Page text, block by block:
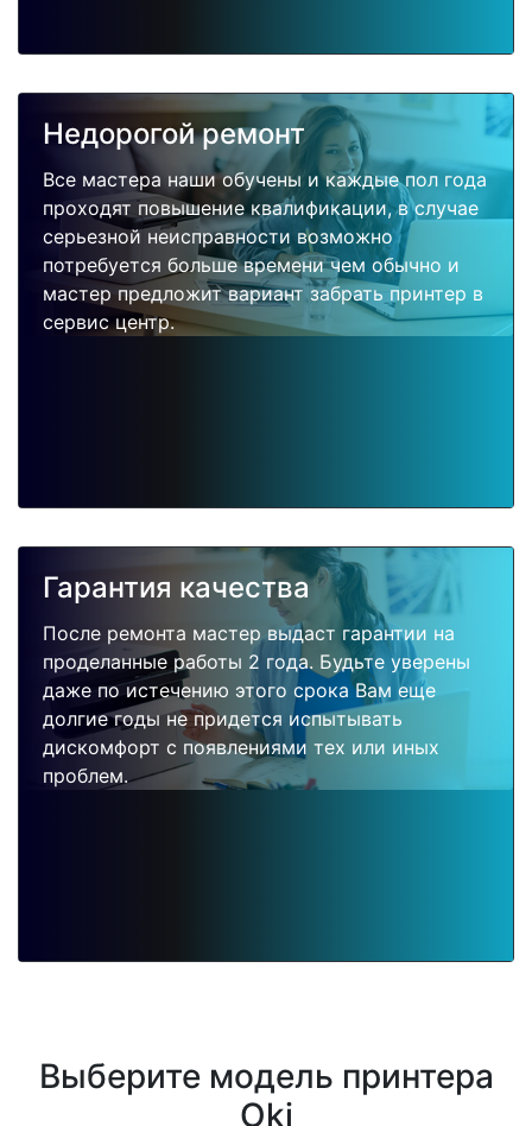
Недорогой ремонт
Все мастера наши обучены и каждые пол года
проходят повышение квалификации, в случае
серьезной неисправности возможно
потребуется больше времени чем обычно и
мастер предложит вариант забрать принтер в
сервис центр.
Гарантия качества
После ремонта мастер выдаст гарантии на
проделанные работы 2 года. Будьте уверены
даже по истечению этого срока Вам еще
долгие годы не придется испытывать
дискомфорт с появлениями тех или иных
проблем.
Выберите модель принтера
Oki